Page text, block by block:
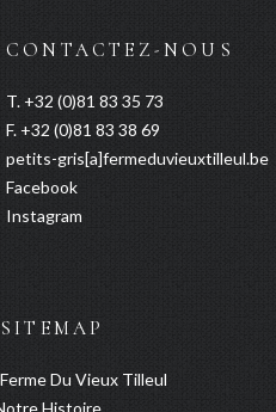
CONTACTEZ-NOUS
T. +32 (0)81 83 35 73
F. +32 (0)81 83 38 69
petits-gris[a]fermeduvieuxtilleul.be
Facebook
Instagram
SITEMAP
Ferme Du Vieux Tilleul
Histoire